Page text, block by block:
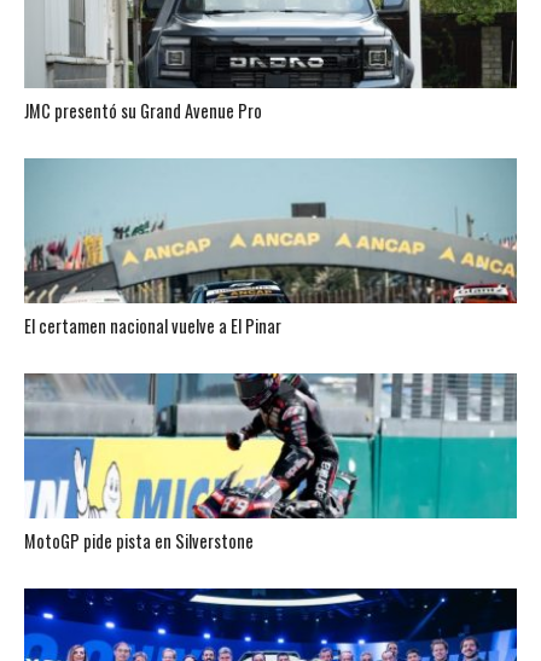
JMC presentó su Grand Avenue Pro
El certamen nacional vuelve a El Pinar
MotoGP pide pista en Silverstone